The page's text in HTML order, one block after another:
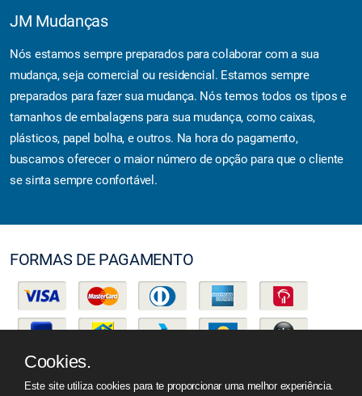
JM Mudanças
Nós estamos sempre preparados para colaborar com a sua
mudança, seja comercial ou residencial. Estamos sempre
preparados para fazer sua mudança. Nós temos todos os tipos e
tamanhos de embalagens para sua mudança, como caixas,
plásticos, papel bolha, e outros. Na hora do pagamento,
buscamos oferecer o maior número de opção para que o cliente
se sinta sempre confortável.
FORMAS DE PAGAMENTO
Cookies.
Este site utiliza cookies para te proporcionar uma melhor experiência.